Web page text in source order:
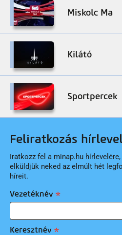
Miskolc Ma
Kilátó
Sportpercek
Feliratkozás
Iratkozz fel a minap.hu
elküldjük neked az elmúlt hét
híreit.
Vezetéknév
Keresztnév